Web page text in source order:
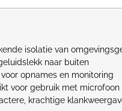
isolatie van
naar buiten
opnames en monitoring
voor gebruik met microfoon
krachtige